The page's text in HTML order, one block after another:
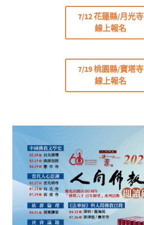
7/12 花蓮縣/月光寺
線上報名
7/19 桃園縣/寶塔寺
線上報名